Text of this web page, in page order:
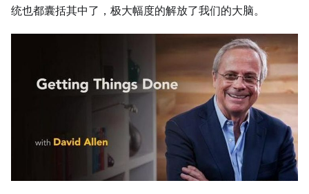
统也都囊括其中了，极大幅度的解放了我们的大脑。